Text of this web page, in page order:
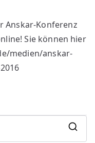
Anskar-Konferenz
Sie können hier
medien/anskar-